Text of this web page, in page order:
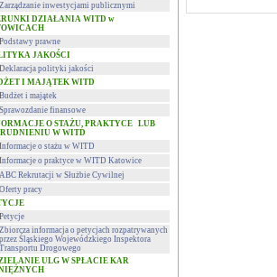
Zarządzanie inwestycjami publicznymi
DZIAŁANIA WITD w
Podstawy prawne
JAKOŚCI
Deklaracja polityki jakości
I MAJĄTEK WITD
Budżet i majątek
Sprawozdanie finansowe
O STAŻU, PRAKTYCE LUB
W WITD
Informacje o stażu w WITD
Informacje o praktyce w WITD Katowice
ABC Rekrutacji w Służbie Cywilnej
Oferty pracy
Petycje
Zbiorcza informacja o petycjach rozpatrywanych
przez Śląskiego Wojewódzkiego Inspektora
Transportu Drogowego
ULG W SPŁACIE KAR